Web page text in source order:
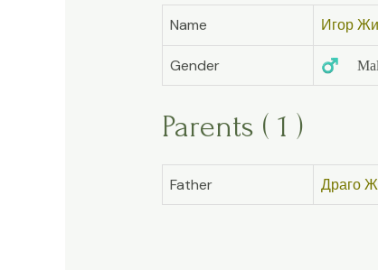
Name Игор
Gender ♂️
Parents ( 1 )
Father Драго